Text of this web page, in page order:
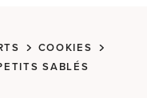
COOKIES
SABLÉS